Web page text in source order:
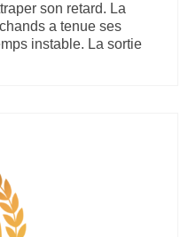
son retard. La
a tenue ses
instable. La sortie